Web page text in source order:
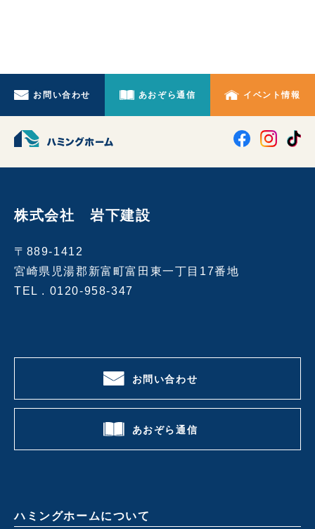
お問い合わせ あおぞら通信 イベント情報
株式会社 岩下建設
〒889-1412
宮崎県児湯郡新富町富田東一丁目17番地
TEL . 0120-958-347
お問い合わせ
あおぞら通信
ハミングホームについて